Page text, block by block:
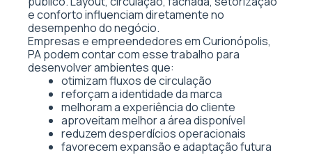
e conforto influenciam diretamente no
desempenho do negócio.
Empresas e empreendedores em Curionópolis,
PA podem contar com esse trabalho para
desenvolver ambientes que:
otimizam fluxos de circulação
reforçam a identidade da marca
melhoram a experiência do cliente
aproveitam melhor a área disponível
reduzem desperdícios operacionais
favorecem expansão e adaptação futura